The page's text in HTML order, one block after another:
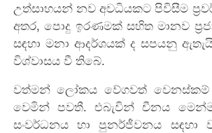
උත්සාහයන් නව අවධියකට පිවිසීම
අතර,පොදු ඉරණමක් සහිත මානව
සඳහා මනා ආදර්ශයක් දසපයනු
විශ්වාසය වී තිබේ.
වත්මන් ලෝකය වේගවත් වෙනස්කම්
වෙමින් පවතී. එබැවින්චීනය
සංවර්ධනය හා පුනර්ජීවනය සඳහා